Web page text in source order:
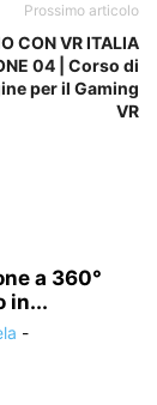
Prossimo articolo
CON VR ITALIA
04 | Corso di
per il Gaming
VR
a 360°
in...
-